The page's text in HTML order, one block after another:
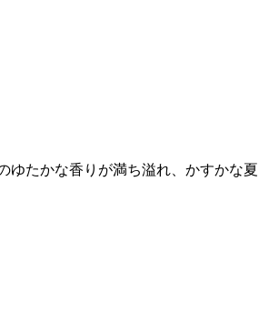
たかな香りが満ち溢れ、かすかな夏